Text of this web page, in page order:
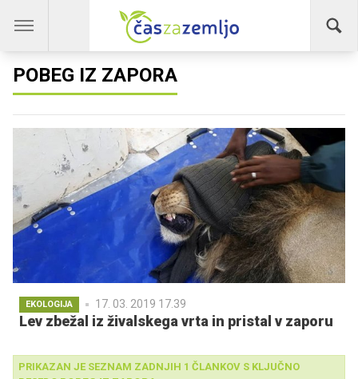
POBEG IZ ZAPORA
EKOLOGIJA 17. 03. 2019 17.39
Lev zbežal iz živalskega vrta in pristal v zaporu
PRIKAZAN JE SEZNAM ZADNJIH 1 ČLANKOV S KLJUČNO